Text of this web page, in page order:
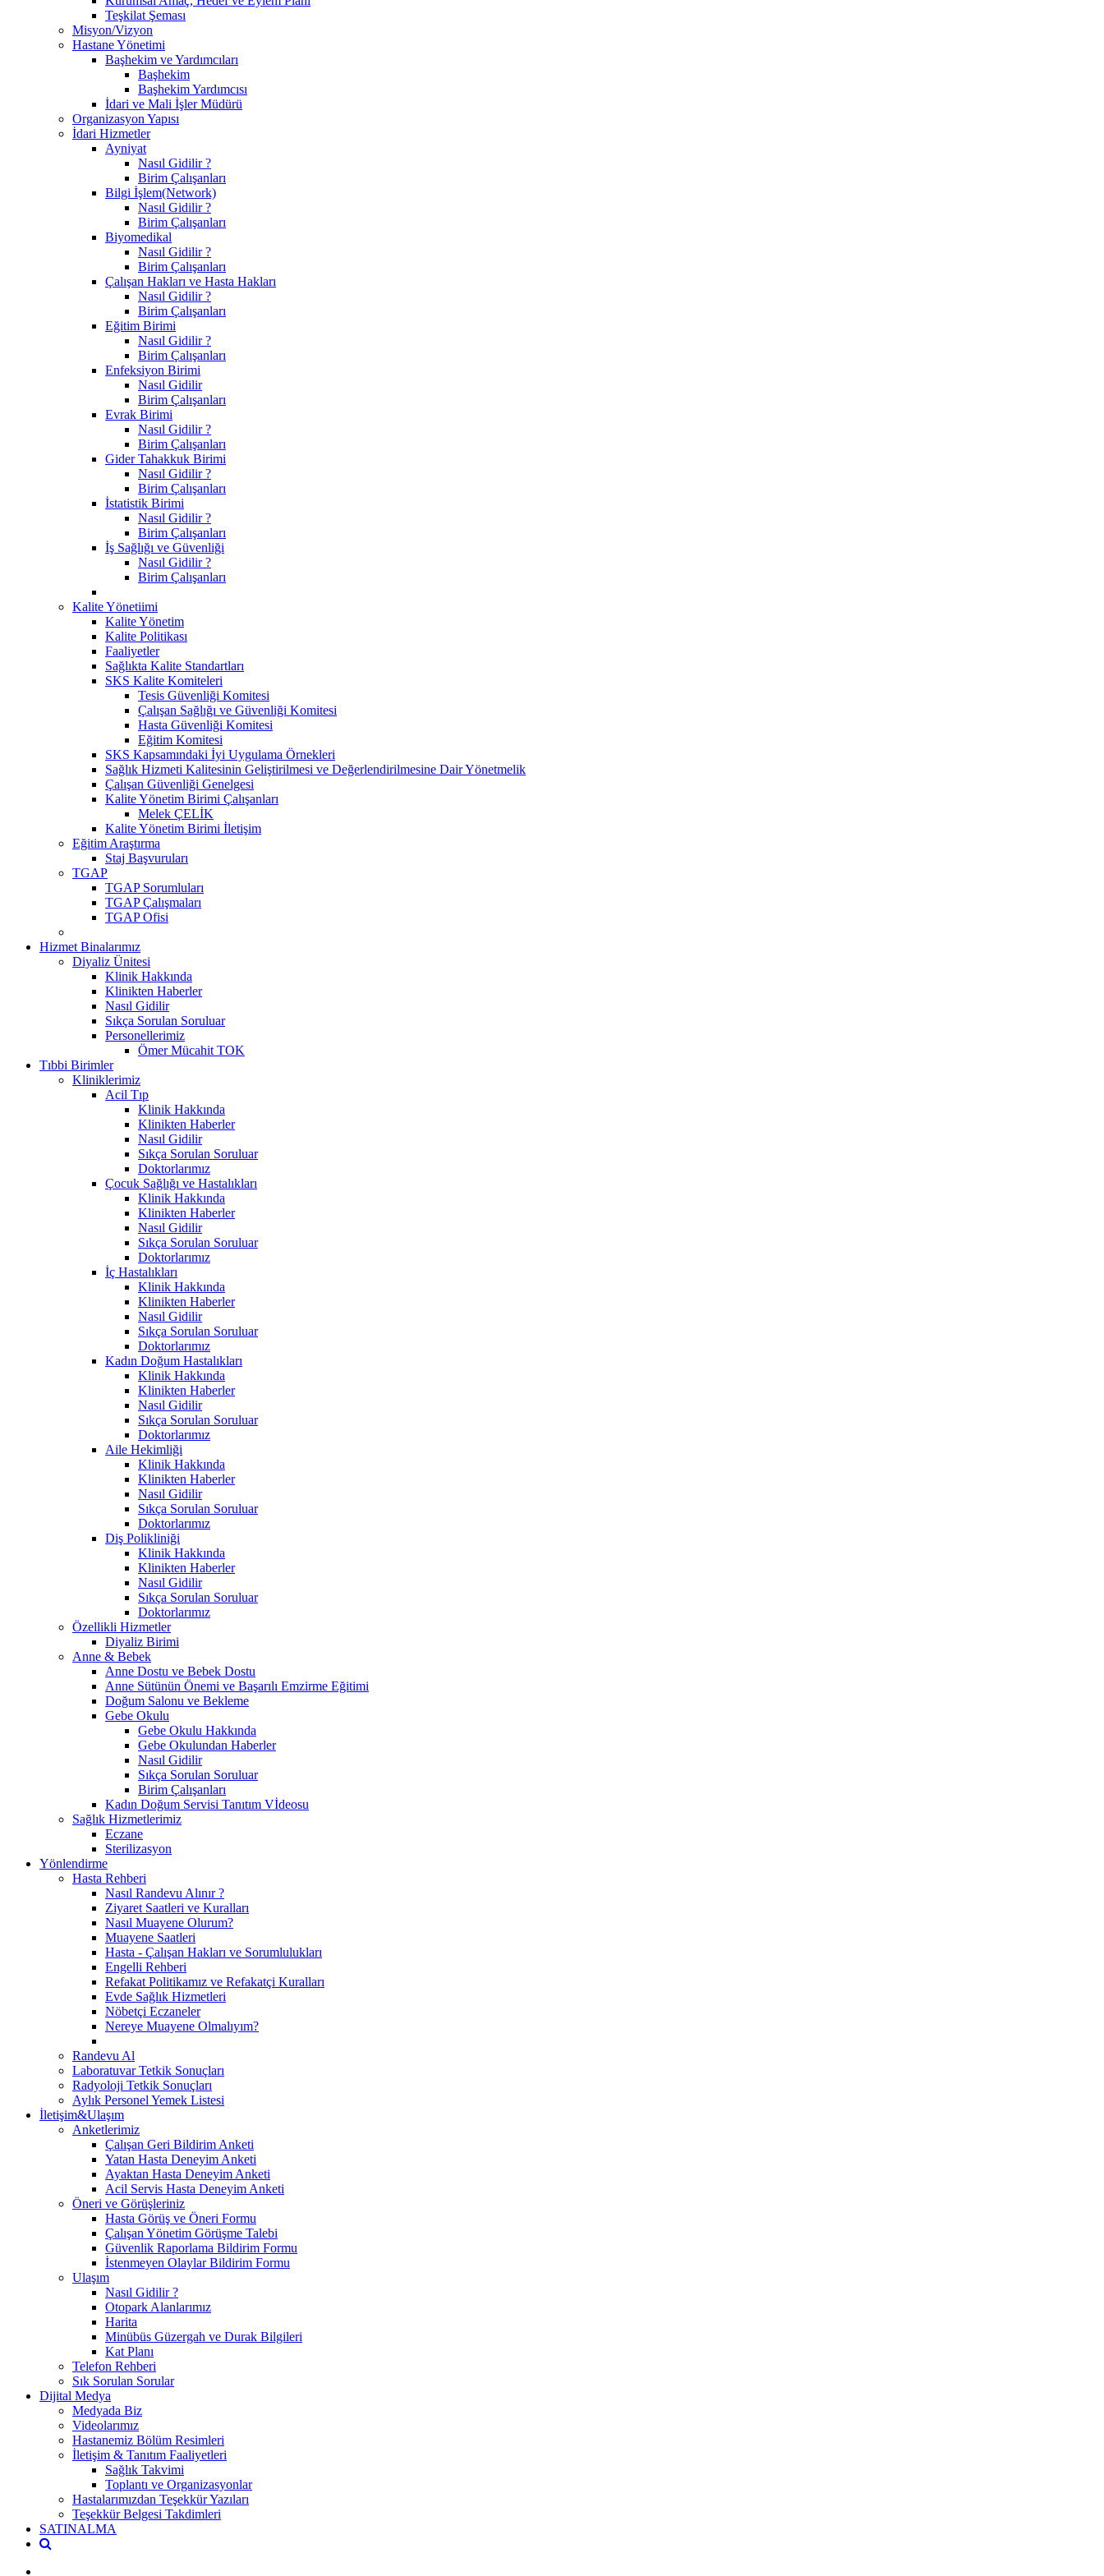
Teşkilat Şeması
Misyon/Vizyon
Hastane Yönetimi
Başhekim ve Yardımcıları
Başhekim
Başhekim Yardımcısı
İdari ve Mali İşler Müdürü
Organizasyon Yapısı
İdari Hizmetler
Ayniyat
Nasıl Gidilir ?
Birim Çalışanları
Bilgi İşlem(Network)
Nasıl Gidilir ?
Birim Çalışanları
Biyomedikal
Nasıl Gidilir ?
Birim Çalışanları
Çalışan Hakları ve Hasta Hakları
Nasıl Gidilir ?
Birim Çalışanları
Eğitim Birimi
Nasıl Gidilir ?
Birim Çalışanları
Enfeksiyon Birimi
Nasıl Gidilir
Birim Çalışanları
Evrak Birimi
Nasıl Gidilir ?
Birim Çalışanları
Gider Tahakkuk Birimi
Nasıl Gidilir ?
Birim Çalışanları
İstatistik Birimi
Nasıl Gidilir ?
Birim Çalışanları
İş Sağlığı ve Güvenliği
Nasıl Gidilir ?
Birim Çalışanları
Kalite Yönetiimi
Kalite Yönetim
Kalite Politikası
Faaliyetler
Sağlıkta Kalite Standartları
SKS Kalite Komiteleri
Tesis Güvenliği Komitesi
Çalışan Sağlığı ve Güvenliği Komitesi
Hasta Güvenliği Komitesi
Eğitim Komitesi
SKS Kapsamındaki İyi Uygulama Örnekleri
Sağlık Hizmeti Kalitesinin Geliştirilmesi ve Değerlendirilmesine Dair Yönetmelik
Çalışan Güvenliği Genelgesi
Kalite Yönetim Birimi Çalışanları
Melek ÇELİK
Kalite Yönetim Birimi İletişim
Eğitim Araştırma
Staj Başvuruları
TGAP
TGAP Sorumluları
TGAP Çalışmaları
TGAP Ofisi
Hizmet Binalarımız
Diyaliz Ünitesi
Klinik Hakkında
Klinikten Haberler
Nasıl Gidilir
Sıkça Sorulan Soruluar
Personellerimiz
Ömer Mücahit TOK
Tıbbi Birimler
Kliniklerimiz
Acil Tıp
Klinik Hakkında
Klinikten Haberler
Nasıl Gidilir
Sıkça Sorulan Soruluar
Doktorlarımız
Çocuk Sağlığı ve Hastalıkları
Klinik Hakkında
Klinikten Haberler
Nasıl Gidilir
Sıkça Sorulan Soruluar
Doktorlarımız
İç Hastalıkları
Klinik Hakkında
Klinikten Haberler
Nasıl Gidilir
Sıkça Sorulan Soruluar
Doktorlarımız
Kadın Doğum Hastalıkları
Klinik Hakkında
Klinikten Haberler
Nasıl Gidilir
Sıkça Sorulan Soruluar
Doktorlarımız
Aile Hekimliği
Klinik Hakkında
Klinikten Haberler
Nasıl Gidilir
Sıkça Sorulan Soruluar
Doktorlarımız
Diş Polikliniği
Klinik Hakkında
Klinikten Haberler
Nasıl Gidilir
Sıkça Sorulan Soruluar
Doktorlarımız
Özellikli Hizmetler
Diyaliz Birimi
Anne & Bebek
Anne Dostu ve Bebek Dostu
Anne Sütünün Önemi ve Başarılı Emzirme Eğitimi
Doğum Salonu ve Bekleme
Gebe Okulu
Gebe Okulu Hakkında
Gebe Okulundan Haberler
Nasıl Gidilir
Sıkça Sorulan Soruluar
Birim Çalışanları
Kadın Doğum Servisi Tanıtım Vİdeosu
Sağlık Hizmetlerimiz
Eczane
Sterilizasyon
Yönlendirme
Hasta Rehberi
Nasıl Randevu Alınır ?
Ziyaret Saatleri ve Kuralları
Nasıl Muayene Olurum?
Muayene Saatleri
Hasta - Çalışan Hakları ve Sorumlulukları
Engelli Rehberi
Refakat Politikamız ve Refakatçi Kuralları
Evde Sağlık Hizmetleri
Nöbetçi Eczaneler
Nereye Muayene Olmalıyım?
Randevu Al
Laboratuvar Tetkik Sonuçları
Radyoloji Tetkik Sonuçları
Aylık Personel Yemek Listesi
İletişim&Ulaşım
Anketlerimiz
Çalışan Geri Bildirim Anketi
Yatan Hasta Deneyim Anketi
Ayaktan Hasta Deneyim Anketi
Acil Servis Hasta Deneyim Anketi
Öneri ve Görüşleriniz
Hasta Görüş ve Öneri Formu
Çalışan Yönetim Görüşme Talebi
Güvenlik Raporlama Bildirim Formu
İstenmeyen Olaylar Bildirim Formu
Ulaşım
Nasıl Gidilir ?
Otopark Alanlarımız
Harita
Minübüs Güzergah ve Durak Bilgileri
Kat Planı
Telefon Rehberi
Sık Sorulan Sorular
Dijital Medya
Medyada Biz
Videolarımız
Hastanemiz Bölüm Resimleri
İletişim & Tanıtım Faaliyetleri
Sağlık Takvimi
Toplantı ve Organizasyonlar
Hastalarımızdan Teşekkür Yazıları
Teşekkür Belgesi Takdimleri
SATINALMA